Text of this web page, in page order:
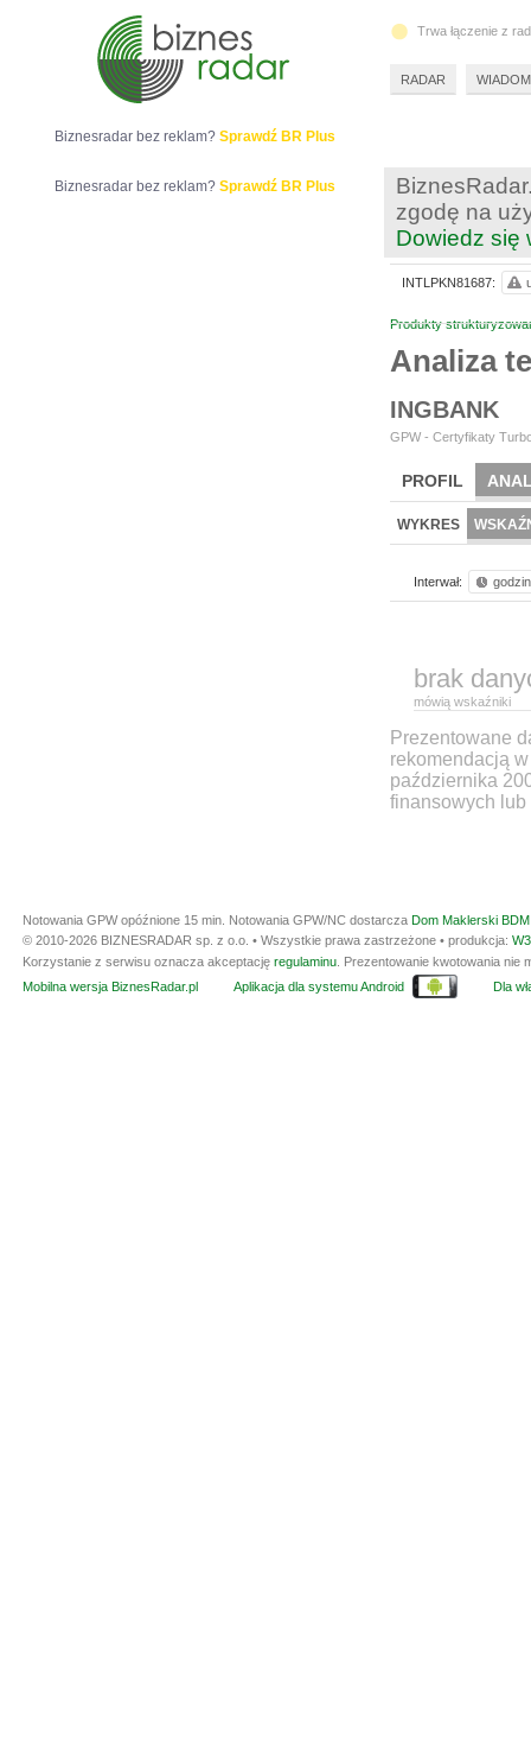
zgodę na
Dowiedz się
Produkty
Analiza
INGBANK
GPW - Certyfikaty
PROFIL
WYKRES
Interwał:
brak
mówią wskaźniki
Prezentowane
rekomendacją
października
finansowych lub
INTLPKN81687:
Biznesradar bez reklam? Sprawdź BR Plus
Biznesradar bez reklam? Sprawdź BR Plus
Trwa łączenie z
RADAR
Notowania GPW opóźnione 15 min. Notowania GPW/NC dostarcza Dom Maklerski
© 2010-2026 BIZNESRADAR sp. z o.o. • Wszystkie prawa zastrzeżone • produkcja:
Korzystanie z serwisu oznacza akceptację regulaminu . Prezentowanie kwotowania
Mobilna wersja BiznesRadar.pl
Aplikacja dla systemu Android Dla